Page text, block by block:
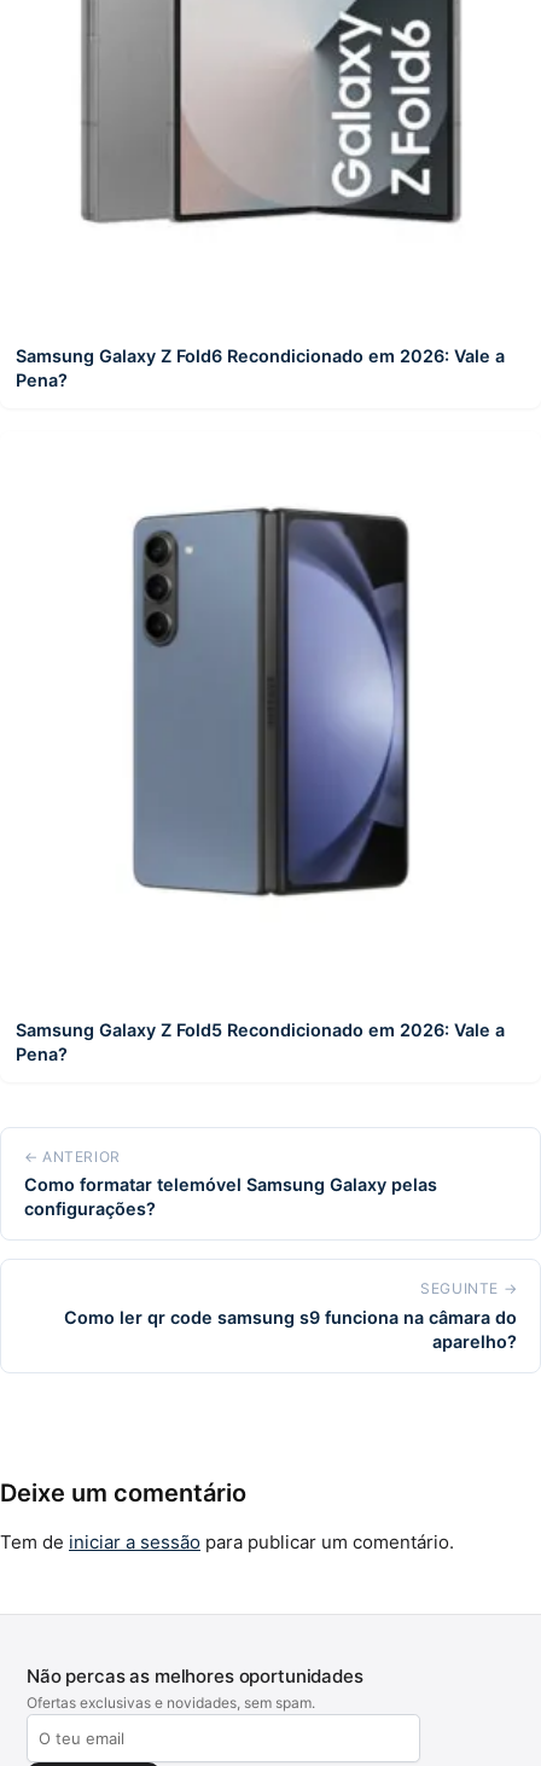
Samsung Galaxy Z Fold6 Recondicionado em 2026: Vale a
Pena?
Samsung Galaxy Z Fold5 Recondicionado em 2026: Vale a
Pena?
← ANTERIOR
Como formatar telemóvel Samsung Galaxy pelas
configurações?
SEGUINTE →
Como ler qr code samsung s9 funciona na câmara do
aparelho?
Deixe um comentário
Tem de iniciar a sessão para publicar um comentário.
Não percas as melhores oportunidades
Ofertas exclusivas e novidades, sem spam.